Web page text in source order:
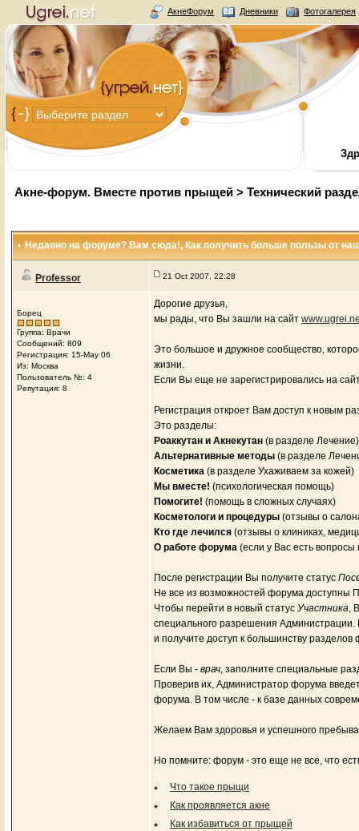
АкнеФорум Дневники Фотогалерея
Акне-форум. Вместе против прыщей > Технический
Недавно на форуме? Вам сюда!, Как получить больше пользы от
Professor 21 Oct 2007, 22:28
Борец
Группа: Врачи
Сообщений: 809
Регистрация: 15-May 06
Из: Москва
Пользователь №: 4
Репутация: 8
Дорогие друзья,
мы рады, что Вы зашли на сайт
Это большое и дружное сообщество,
жизни.
Если Вы еще не зарегистрировались на
Регистрация откроет Вам доступ к новым
Это разделы:
Роаккутан и Акнекутан (в разделе Лечение)
Альтернативные методы (в разделе
Косметика (в разделе Ухаживаем за кожей)
Мы вместе! (психологическая помощь)
Помогите! (помощь в сложных случаях)
Косметологи и процедуры (отзывы о
Кто где лечился (отзывы о клиниках,
О работе форума (если у Вас есть
После регистрации Вы получите статус
Не все из возможностей форума доступны
Чтобы перейти в новый статус Участника,
специального разрешения
и получите доступ к большинству разделов
Если Вы - врач, заполните специальные
Проверив их, Администратор форума
форума. В том числе - к базе данных
Желаем Вам здоровья и успешного
Но помните: форум - это еще не все, что
Что такое прыщи
Как проявляется акне
Как избавиться от прыщей